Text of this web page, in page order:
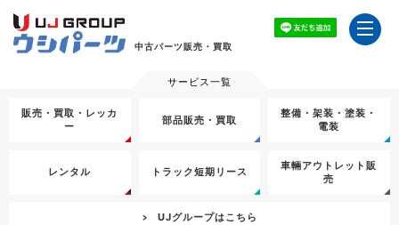
中古パーツ販売・買取
販売・買取・レッカ
ー
部品販売・買取
整備・架装・塗装・
電装
レンタル トラック短期リース
車輛アウトレット販
売
UJグループはこちら